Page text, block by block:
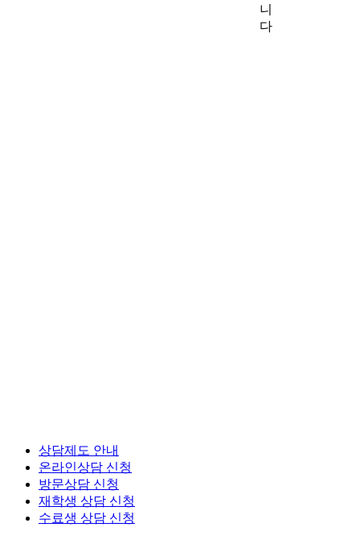
니
다
상담제도 안내
온라인상담 신청
방문상담 신청
재학생 상담 신청
수료생 상담 신청